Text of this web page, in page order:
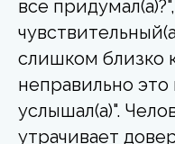
все
слишком близко
неправильно это
услышал(а)".
утрачивает